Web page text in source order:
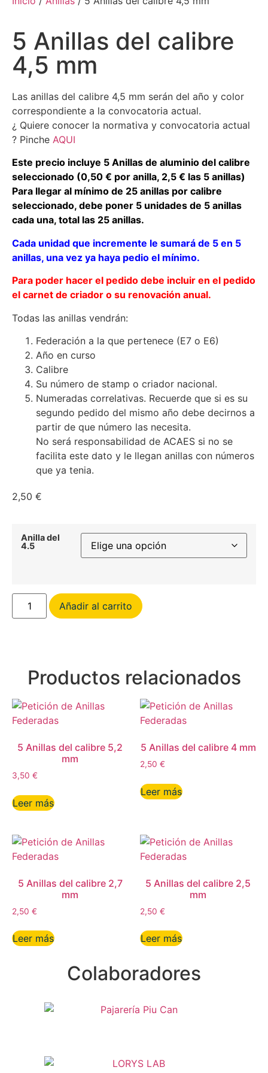
5 Anillas del calibre
4,5 mm
Las anillas del calibre 4,5 mm serán del año y color
correspondiente a la convocatoria actual.
¿ Quiere conocer la normativa y convocatoria actual
? Pinche AQUI
Este precio incluye 5 Anillas de aluminio del calibre
seleccionado (0,50 € por anilla, 2,5 € las 5 anillas)
Para llegar al mínimo de 25 anillas por calibre
seleccionado, debe poner 5 unidades de 5 anillas
cada una, total las 25 anillas.
Cada unidad que incremente le sumará de 5 en 5
anillas, una vez ya haya pedio el mínimo.
Para poder hacer el pedido debe incluir en el pedido
el carnet de criador o su renovación anual.
Todas las anillas vendrán:
Federación a la que pertenece (E7 o E6)
Año en curso
Calibre
Su número de stamp o criador nacional.
Numeradas correlativas. Recuerde que si es su
segundo pedido del mismo año debe decirnos a
partir de que número las necesita.
No será responsabilidad de ACAES si no se
facilita este dato y le llegan anillas con números
que ya tenia.
2,50 €
Anilla del
4.5
Añadir al carrito
Productos relacionados
5 Anillas del calibre 5,2
mm
3,50 €
Leer más
5 Anillas del calibre 4 mm
2,50 €
Leer más
5 Anillas del calibre 2,7
mm
2,50 €
Leer más
5 Anillas del calibre 2,5
mm
2,50 €
Leer más
Colaboradores